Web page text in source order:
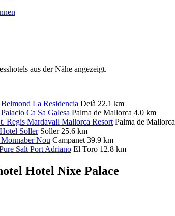
aus der Nähe angezeigt.
La Residencia Deià 22.1 km
Ca Sa Galesa Palma de Mallorca 4.0 km
Regis Mardavall Mallorca Resort Palma de Mallorca
Soller Soller 25.6 km
Nou Campanet 39.9 km
Salt Port Adriano El Toro 12.8 km
Hotel Nixe Palace